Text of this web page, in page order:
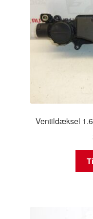
Ventildæksel